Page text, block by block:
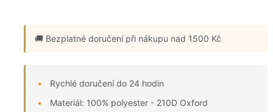
🚚 Bezplatné doručenípři nákupu nad 1500 Kč
Rychlé doručení do 24 hodin
Materiál: 100% polyester - 210D Oxford